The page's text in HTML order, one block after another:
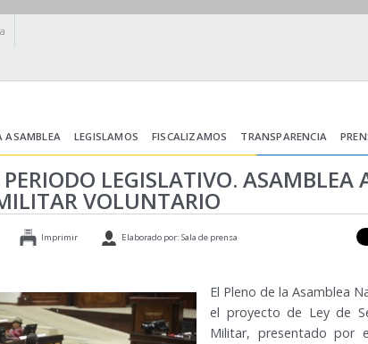
ASAMBLEA LEGISLAMOS FISCALIZAMOS TRANSPARENCIA
PERIODO LEGISLATIVO.
VOLUNTARIO
Imprimir Elaborado por: Sala de prensa
El Pleno de la Asamblea
el proyecto de Ley de
Militar, presentado por